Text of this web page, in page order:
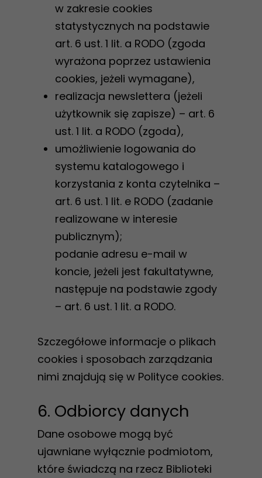
w zakresie cookies
statystycznych na podstawie
art. 6 ust. 1 lit. a RODO (zgoda
wyrażona poprzez ustawienia
cookies, jeżeli wymagane),
realizacja newslettera (jeżeli
użytkownik się zapisze) – art. 6
ust. 1 lit. a RODO (zgoda),
umożliwienie logowania do
systemu katalogowego i
korzystania z konta czytelnika –
art. 6 ust. 1 lit. e RODO (zadanie
realizowane w interesie
publicznym);
podanie adresu e-mail w
koncie, jeżeli jest fakultatywne,
następuje na podstawie zgody
– art. 6 ust. 1 lit. a RODO.
Szczegółowe informacje o plikach
cookies i sposobach zarządzania
nimi znajdują się w Polityce cookies.
6. Odbiorcy danych
Dane osobowe mogą być
ujawniane wyłącznie podmiotom,
które świadczą na rzecz Biblioteki